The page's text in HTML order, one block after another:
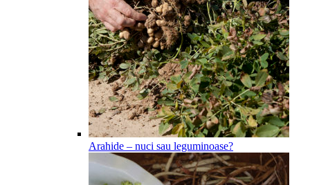
Arahide – nuci sau leguminoase?